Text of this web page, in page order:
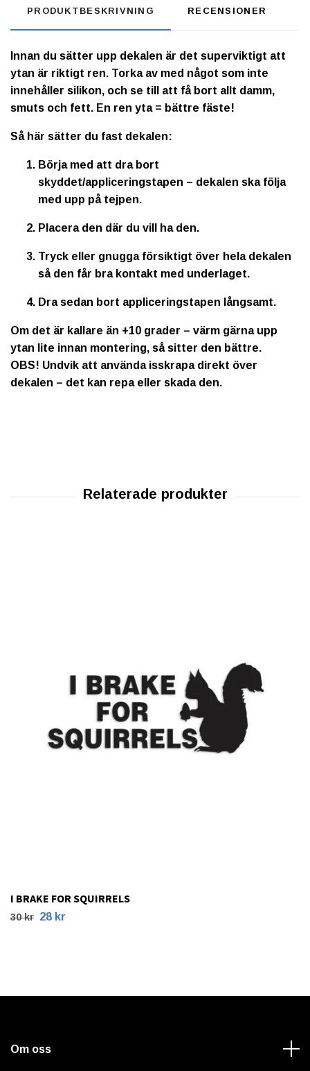
PRODUKTBESKRIVNING RECENSIONER
Innan du sätter upp dekalen är det superviktigt att
ytan är riktigt ren. Torka av med något som inte
innehåller silikon, och se till att få bort allt damm,
smuts och fett. En ren yta = bättre fäste!
Så här sätter du fast dekalen:
Börja med att dra bort
skyddet/appliceringstapen – dekalen ska följa
med upp på tejpen.
Placera den där du vill ha den.
Tryck eller gnugga försiktigt över hela dekalen
så den får bra kontakt med underlaget.
Dra sedan bort appliceringstapen långsamt.
Om det är kallare än +10 grader – värm gärna upp
ytan lite innan montering, så sitter den bättre.
OBS! Undvik att använda isskrapa direkt över
dekalen – det kan repa eller skada den.
I BRAKE FOR SQUIRRELS
30 kr 28 kr
Om oss